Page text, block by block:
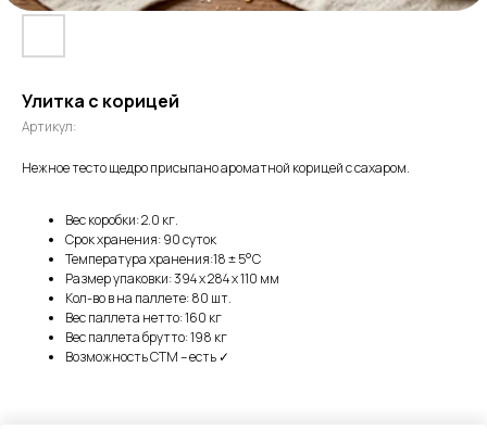
Улитка с корицей
Артикул:
Нежное тесто щедро присыпано ароматной корицей с сахаром.
Вес коробки: 2.0 кг.
Срок хранения: 90 суток
Температура хранения:18 ± 5°C
Размер упаковки: 394 х 284 х 110 мм
Кол-во в на паллете: 80 шт.
Вес паллета нетто: 160 кг
Вес паллета брутто: 198 кг
Возможность СТМ – есть ✓